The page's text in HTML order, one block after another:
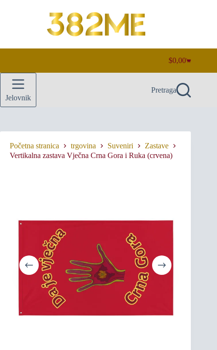
Košarica
$0,00
Jelovnik
Pretraga
Početna stranica trgovina Suveniri
Zastave
Vertikalna zastava Vječna Crna Gora i Ruka (crvena)